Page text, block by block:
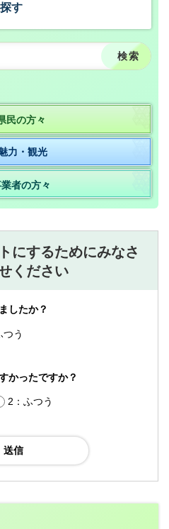
す
民の方々
力・観光
者の方々
にするためにみなさ
ください
したか？
つう
かったですか？
2：ふつう